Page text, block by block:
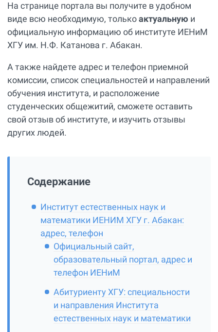
На странице портала вы получите в удобном
виде всю необходимую, толькоактуальную и
официальную информацию об институте ИЕНиМ
ХГУ им. Н.Ф. Катанова г. Абакан.
А также найдете адрес и телефон приемной
комиссии, список специальностей и направлений
обучения института, и расположение
студенческих общежитий, сможете оставить
свой отзыв об институте, и изучить отзывы
других людей.
Содержание
Институт естественных наук и
математики ИЕНИМ ХГУ г. Абакан:
адрес, телефон
Официальный сайт,
образовательный портал, адрес и
телефон ИЕНиМ
Абитуриенту ХГУ: специальности
и направления Института
естественных наук и математики